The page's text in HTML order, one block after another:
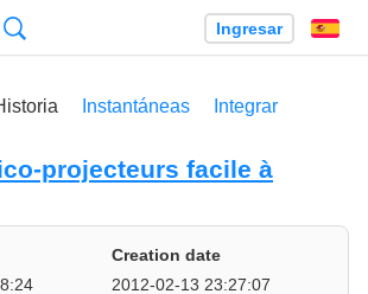
Ingresar
Instantáneas Integrar
projecteurs facile à
Creation date
2012-02-13 23:27:07